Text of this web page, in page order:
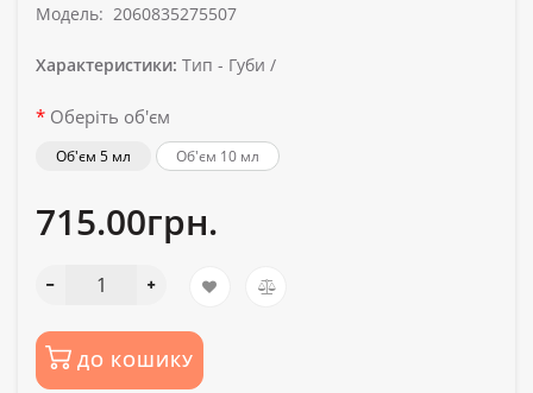
Модель: 2060835275507
Характеристики: Тип - Губи /
Оберіть об'єм
Об'єм 5 мл Об'єм 10 мл
715.00грн.
ДО КОШИКУ